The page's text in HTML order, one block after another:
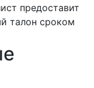
предоставит
талон сроком